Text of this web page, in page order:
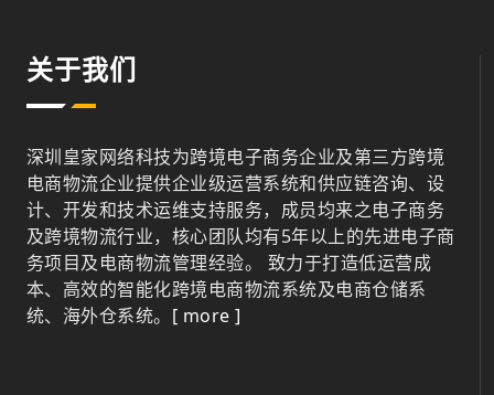
关于我们
深圳皇家网络科技为跨境电子商务企业及第三方跨境
电商物流企业提供企业级运营系统和供应链咨询、设
计、开发和技术运维支持服务，成员均来之电子商务
及跨境物流行业，核心团队均有5年以上的先进电子商
务项目及电商物流管理经验。 致力于打造低运营成
本、高效的智能化跨境电商物流系统及电商仓储系
统、海外仓系统。 [ more ]